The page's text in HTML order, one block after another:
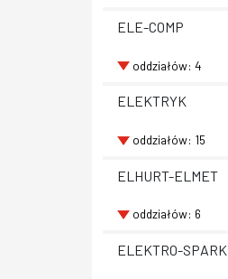
ELE-COMP
oddziałów: 4
ELEKTRYK
oddziałów: 15
ELHURT-ELMET
oddziałów: 6
ELEKTRO-SPARK